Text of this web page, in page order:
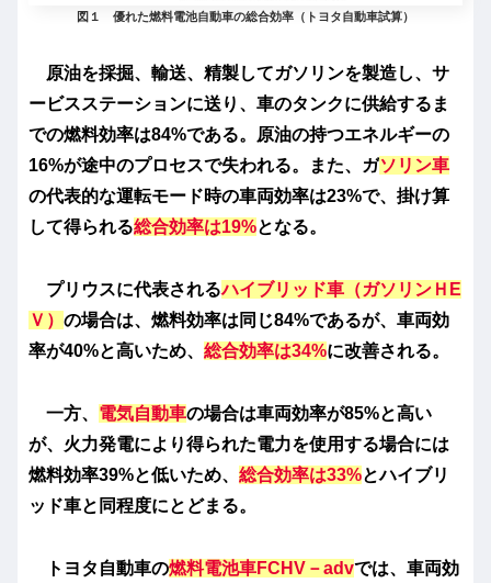
図１ 優れた燃料電池自動車の総合効率（トヨタ自動車試算）
原油を採掘、輸送、精製してガソリンを製造し、サ
ービスステーションに送り、車のタンクに供給するま
での燃料効率は84%である。原油の持つエネルギーの
16%が途中のプロセスで失われる。また、ガソリン車
の代表的な運転モード時の車両効率は23%で、掛け算
して得られる総合効率は19%となる。
プリウスに代表されるハイブリッド車（ガソリンＨE
Ｖ） の場合は、燃料効率は同じ84%であるが、車両効
率が40%と高いため、 総合効率は34%に改善される。
一方、 電気自動車の場合は車両効率が85%と高い
が、火力発電により得られた電力を使用する場合には
燃料効率39%と低いため、 総合効率は33%とハイブリ
ッド車と同程度にとどまる。
トヨタ自動車の燃料電池車FCHV－advでは、車両効